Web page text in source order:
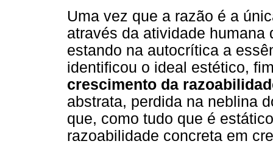
Uma vez que a razão é a
através da atividade humana
estando na autocrítica a
identificou o ideal estético,
crescimento da
abstrata, perdida na neblina
que, como tudo que é
razoabilidade concreta em